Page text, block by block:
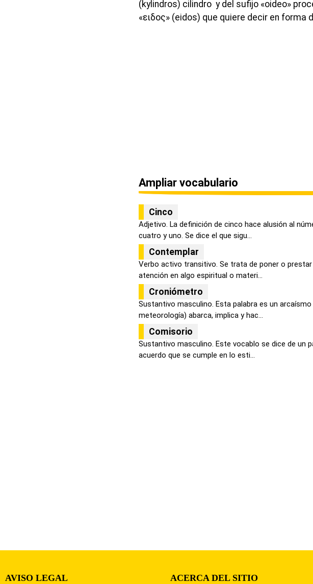
(kylindros) cilindro y del sufijo «oideo»
«ειδος» (eidos) que quiere decir en forma
Ampliar vocabulario
Cinco
Adjetivo. La definición de cinco hace alusión al
cuatro y uno. Se dice el que sigu...
Contemplar
Verbo activo transitivo. Se trata de poner o prestar
atención en algo espiritual o materi...
Croniómetro
Sustantivo masculino. Esta palabra es un arcaísmo
meteorología) abarca, implica y hac...
Comisorio
Sustantivo masculino. Este vocablo se dice de un
acuerdo que se cumple en lo esti...
AVISO LEGAL ACERCA DEL SITIO